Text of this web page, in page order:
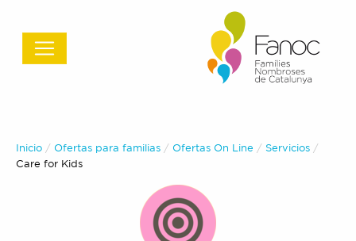
Inicio Ofertas para familias Ofertas On Line
Servicios
Actual:
Care for Kids